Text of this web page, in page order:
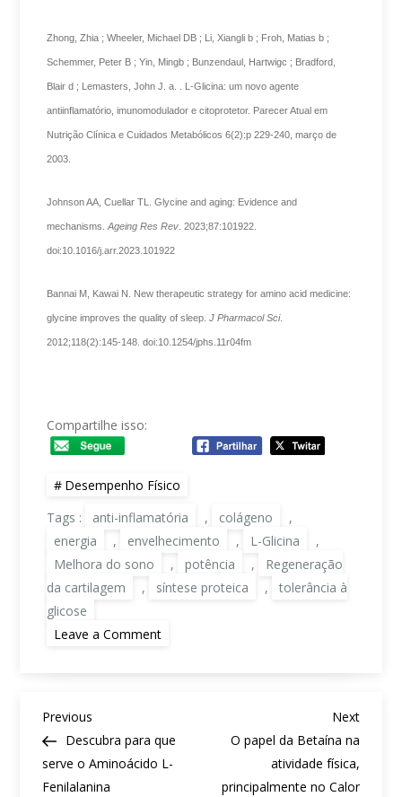
Zhong, Zhia ; Wheeler, Michael DB ; Li, Xiangli b ; Froh, Matias b ;
Schemmer, Peter B ; Yin, Mingb ; Bunzendaul, Hartwigc ; Bradford,
Blair d ; Lemasters, John J. a. . L-Glicina: um novo agente
antiinflamatório, imunomodulador e citoprotetor. Parecer Atual em
Nutrição Clínica e Cuidados Metabólicos 6(2):p 229-240, março de
2003.
Johnson AA, Cuellar TL. Glycine and aging: Evidence and
mechanisms.Ageing Res Rev . 2023;87:101922.
doi:10.1016/j.arr.2023.101922
Bannai M, Kawai N. New therapeutic strategy for amino acid medicine:
glycine improves the quality of sleep.J Pharmacol Sci.
2012;118(2):145-148. doi:10.1254/jphs.11r04fm
Compartilhe isso:
Desempenho Físico
Tags :
anti-inflamatória , colágeno
,
energia
, envelhecimento , L-Glicina
,
Melhora do sono
, potência ,
Regeneração
da cartilagem
, síntese proteica ,
tolerância à
glicose
Leave a Commenton
Por
N
a
v
e
g
Previous
Post
Previous
Descubra para que
serve o Aminoácido L-
Fenilalanina
Next
Post
Next
O papel da Betaína na
atividade física,
principalmente no Calor